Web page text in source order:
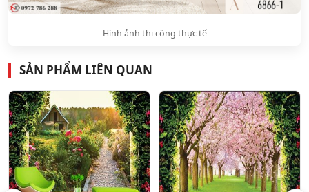
Hình ảnh thi công thực tế
SẢN PHẨM LIÊN QUAN